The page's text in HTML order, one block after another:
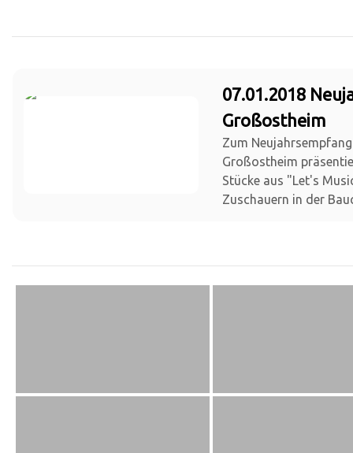
07.01.2018
Großostheim
Zum
Großostheim
Stücke aus "Let's
Zuschauern in der